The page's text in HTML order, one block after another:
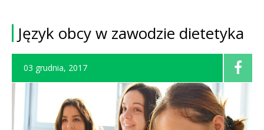
Język obcy w zawodzie dietetyka
03 grudnia, 2017